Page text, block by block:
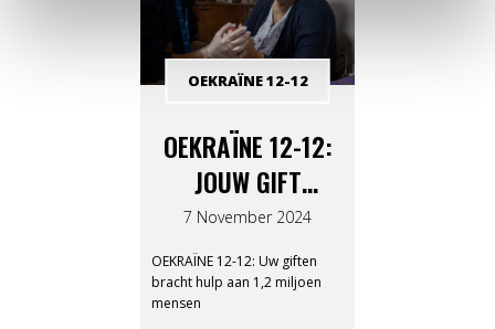
OEKRAÏNE 12-12:
JOUW GIFT
BRACHT HULP AAN
1,2 MILJOEN
MENSEN
7 November 2024
OEKRAÏNE 12-12: Uw giften
bracht hulp aan 1,2 miljoen
mensen
OEKRAÏNE 12-12